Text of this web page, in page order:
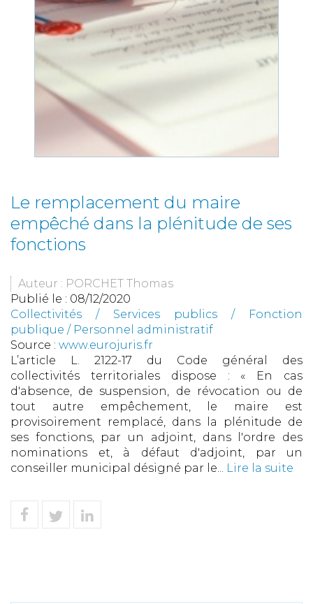
Le remplacement du maire
empêché dans la plénitude de ses
fonctions
Auteur : PORCHET Thomas
Publié le : 08/12/2020
Collectivités / Services publics /
Fonction
publique / Personnel administratif
Source : www.eurojuris.fr
L’article L. 2122-17 du Code général des
collectivités territoriales dispose : « En cas
d'absence, de suspension, de révocation ou de
tout autre empêchement, le maire est
provisoirement remplacé, dans la plénitude de
ses fonctions, par un adjoint, dans l'ordre des
nominations et, à défaut d'adjoint, par un
conseiller municipal désigné par le... Lire la suite